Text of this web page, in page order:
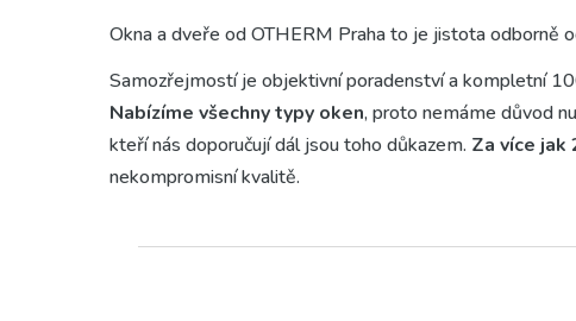
Okna a dveře od OTHERM Praha to je jistota odborně
Samozřejmostí je objektivní poradenství a kompletní
Nabízíme všechny typy oken, proto nemáme důvod
kteří nás doporučují dál jsou toho důkazem. Za více jak
nekompromisní kvalitě.